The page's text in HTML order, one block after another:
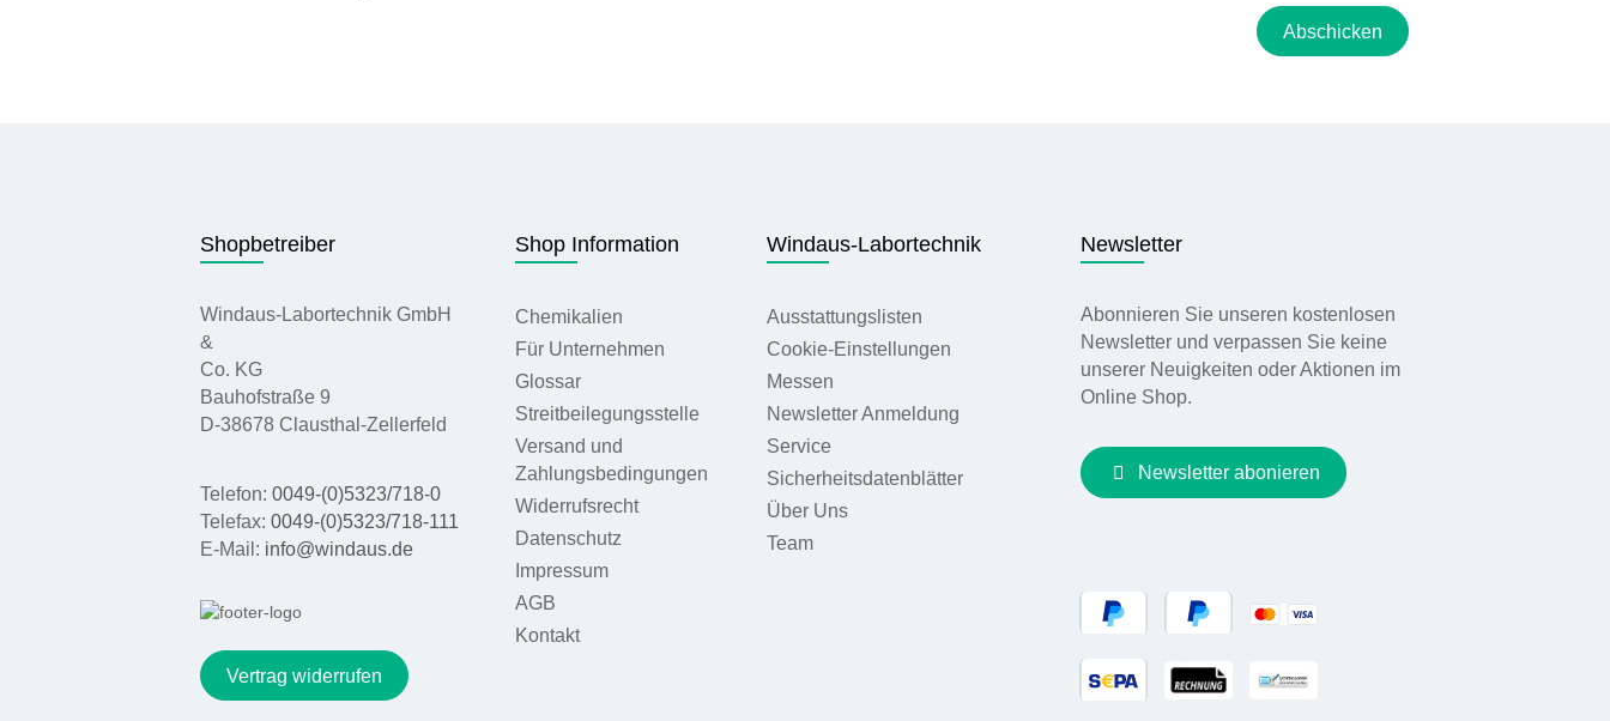
Abschicken
Shopbetreiber
Windaus-Labortechnik GmbH
&
Co. KG
Bauhofstraße 9
D-38678 Clausthal-Zellerfeld
Telefon: 0049-(0)5323/718-0
Telefax: 0049-(0)5323/718-111
E-Mail: info@windaus.de
Vertrag widerrufen
Shop Information
Chemikalien
Für Unternehmen
Glossar
Streitbeilegungsstelle
Versand und
Zahlungsbedingungen
Widerrufsrecht
Datenschutz
Impressum
AGB
Kontakt
Windaus-Labortechnik
Ausstattungslisten
Cookie-Einstellungen
Messen
Newsletter Anmeldung
Service
Sicherheitsdatenblätter
Über Uns
Team
Newsletter
Abonnieren Sie unseren kostenlosen
Newsletter und verpassen Sie keine
unserer Neuigkeiten oder Aktionen im
Online Shop.
Newsletter abonieren